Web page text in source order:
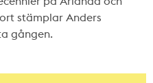
stämplar Anders
gången.